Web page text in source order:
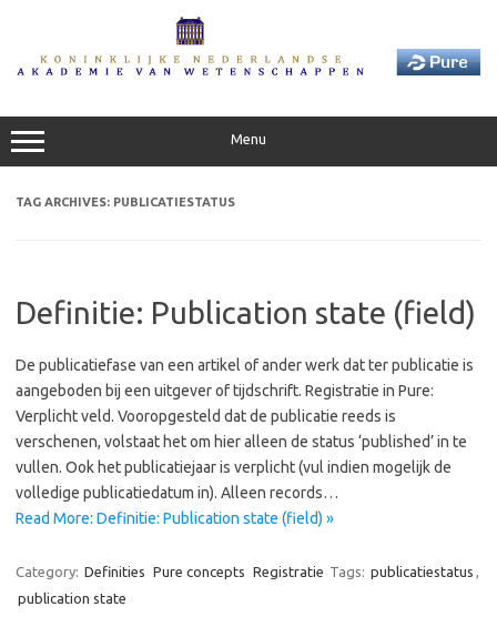
Menu
TAG ARCHIVES: PUBLICATIESTATUS
Definitie: Publication state (field)
De publicatiefase van een artikel of ander werk dat ter publicatie is
aangeboden bij een uitgever of tijdschrift. Registratie in Pure:
Verplicht veld. Vooropgesteld dat de publicatie reeds is
verschenen, volstaat het om hier alleen de status ‘published’ in te
vullen. Ook het publicatiejaar is verplicht (vul indien mogelijk de
volledige publicatiedatum in). Alleen records…
Read More: Definitie: Publication state (field) »
Category: Definities Pure concepts Registratie Tags: publicatiestatus ,
publication state